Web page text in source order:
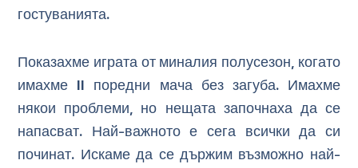
гостуванията.
Показахме играта от миналия полусезон, когато
имахме 11 поредни мача без загуба. Имахме
някои проблеми, но нещата започнаха да се
напасват. Най-важното е сега всички да си
починат. Искаме да се държим възможно най-